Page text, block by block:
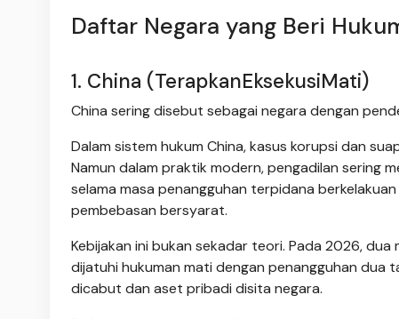
Daftar Negara yang Beri
1. China (TerapkanEksekusiMati)
China sering disebut sebagai negara dengan
Dalam sistem hukum China, kasus korupsi dan
Namun dalam praktik modern, pengadilan sering
selama masa penangguhan terpidana
pembebasan bersyarat.
Kebijakan ini bukan sekadar teori. Pada 2026,
dijatuhi hukuman mati dengan penangguhan dua
dicabut dan aset pribadi disita negara.